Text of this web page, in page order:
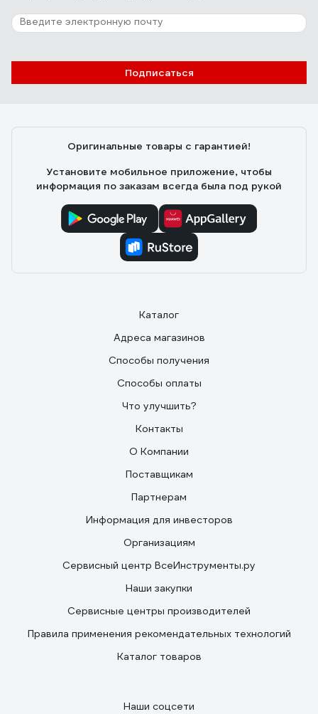
Подписаться
Оригинальные товары с гарантией!
Установите мобильное приложение, чтобы
информация по заказам всегда была под рукой
Каталог
Адреса магазинов
Способы получения
Способы оплаты
Что улучшить?
Контакты
О Компании
Поставщикам
Партнерам
Информация для инвесторов
Организациям
Сервисный центр ВсеИнструменты.ру
Наши закупки
Сервисные центры производителей
Правила применения рекомендательных технологий
Каталог товаров
Наши соцсети